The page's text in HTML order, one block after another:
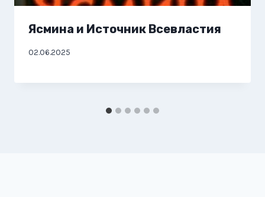
Ясмина и Источник Всевластия
02.06.2025